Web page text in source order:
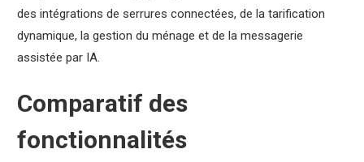
des intégrations de serrures connectées, de la tarification
dynamique, la gestion du ménage et de la messagerie
assistée par IA.
Comparatif des
fonctionnalités